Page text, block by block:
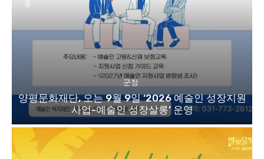
군정
양평문화재단, 오는 9월 9일 ‘2026 예술인 성장지원
사업-예술인 성장살롱’ 운영